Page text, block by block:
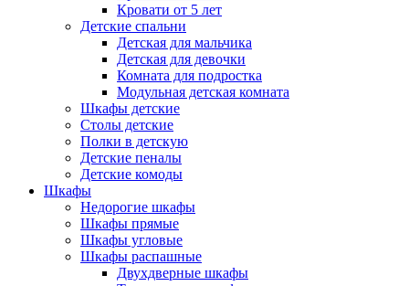
Кровати от 5 лет
Детские спальни
Детская для мальчика
Детская для девочки
Комната для подростка
Модульная детская комната
Шкафы детские
Столы детские
Полки в детскую
Детские пеналы
Детские комоды
Шкафы
Недорогие шкафы
Шкафы прямые
Шкафы угловые
Шкафы распашные
Двухдверные шкафы